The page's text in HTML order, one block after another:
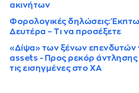
ακινήτων
Φορολογικές δηλώσεις:
Δευτέρα – Τι να προσέξετε
«Δίψα» των ξένων επενδυτών
assets - Προς ρεκόρ
τις εισηγμένες στο ΧΑ